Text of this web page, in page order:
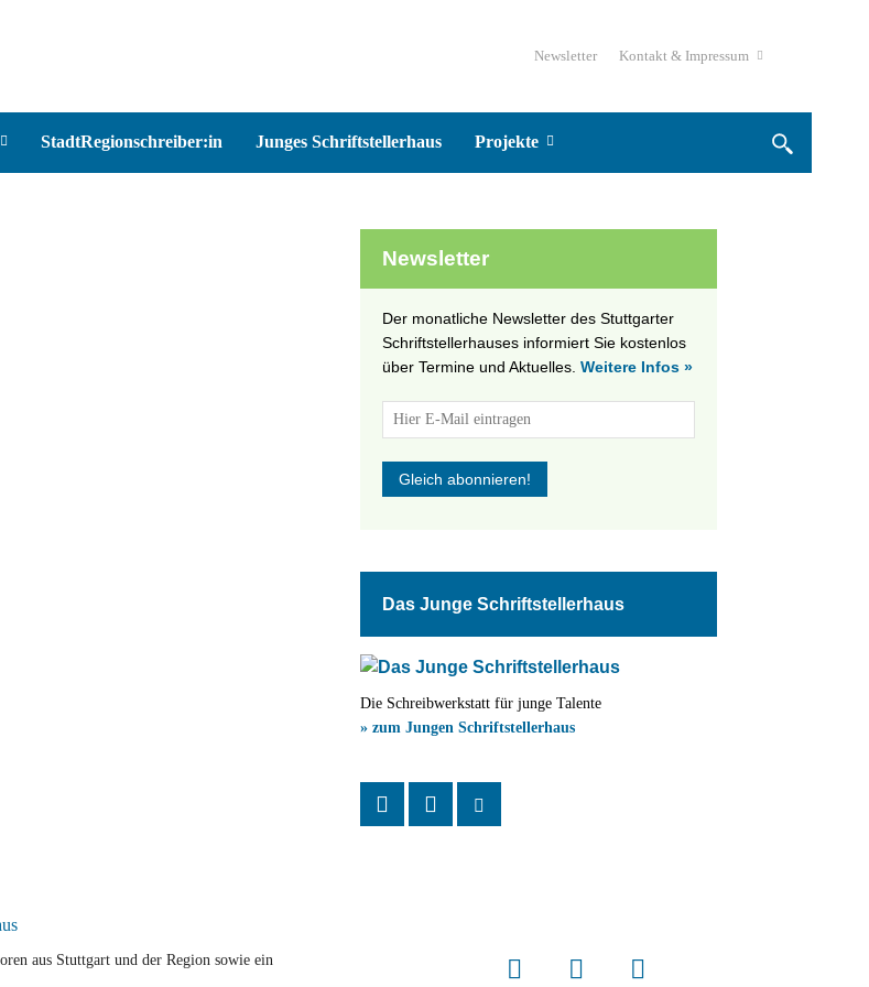
Newsletter Kontakt & Impressum
StadtRegionschreiber:in Junges Schriftstellerhaus Projekte
Newsletter
Der monatliche Newsletter des Stuttgarter
Schriftstellerhauses informiert Sie kostenlos
über Termine und Aktuelles. Weitere Infos »
Das Junge Schriftstellerhaus
Die Schreibwerkstatt für junge Talente
» zum Jungen Schriftstellerhaus
aus Stuttgart und der Region sowie ein